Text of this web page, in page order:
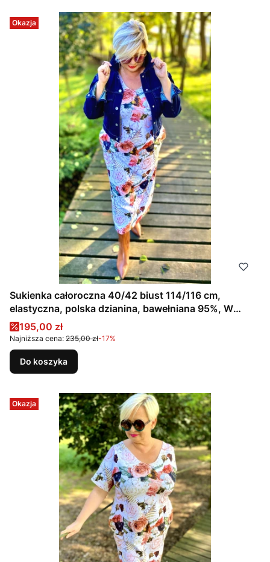
Okazja
Sukienka całoroczna 40/42 biust 114/116 cm,
elastyczna, polska dzianina, bawełniana 95%, W
Cena promocyjna
195,00 zł
Najniższa cena: 235,00 zł-17%
Do koszyka
Okazja